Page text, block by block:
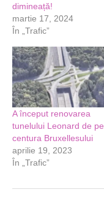
dimineață!
martie 17, 2024
În „Trafic”
A început renovarea
tunelului Leonard de pe
centura Bruxellesului
aprilie 19, 2023
În „Trafic”